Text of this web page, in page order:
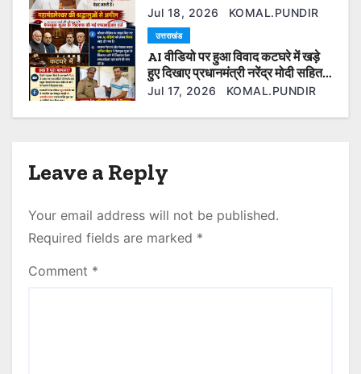
n
बोले— श्रद्धालुओं की आस्था से खिलवाड़
बर्दाश्त नहीं
Jul 18, 2026 KOMAL.PUNDIR
उत्तराखंड
AI वीडियो पर हुआ विवाद कटघरे में खड़े
हुए दिखाए प्रधानमंत्री नरेंद्र मोदी सहित
कई ओर नेता फेसबुक यूजर के खिलाफ की
Jul 17, 2026 KOMAL.PUNDIR
Leave a Reply
Your email address will not be published.
Required fields are marked *
Comment *